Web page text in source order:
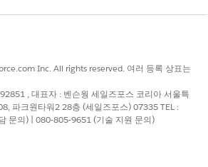
Inc. All rights reserved. 여러 등록 상표는
, 대표자 : 벤슨웡 세일즈포스 코리아 서울특
파크원타워2 28층 (세일즈포스) 07335 TEL :
문의) | 080-805-9651 (기술 지원 문의)